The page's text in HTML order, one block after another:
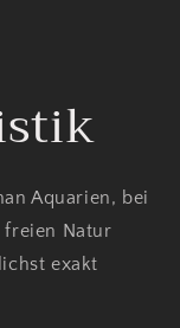
Aquarien, bei
freien Natur
exakt